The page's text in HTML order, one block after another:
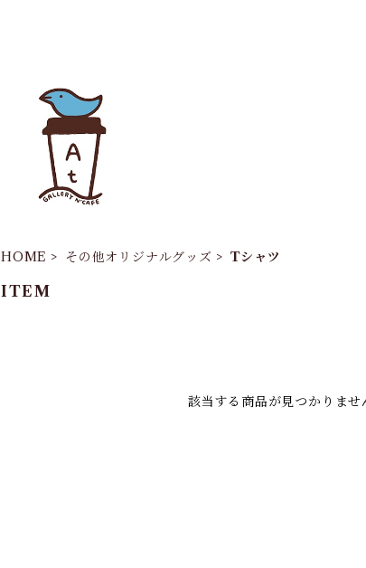
HOME その他オリジナルグッズ Tシャツ
ITEM
該当する商品が見つかりませ